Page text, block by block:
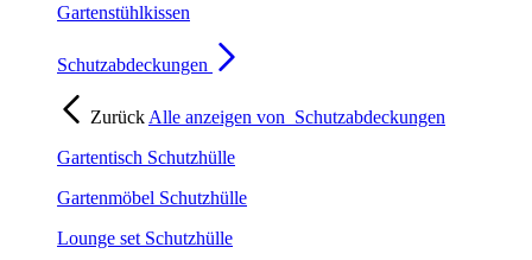
Gartenstühlkissen
Schutzabdeckungen
Zurück Alle anzeigen von Schutzabdeckungen
Gartentisch Schutzhülle
Gartenmöbel Schutzhülle
Lounge set Schutzhülle